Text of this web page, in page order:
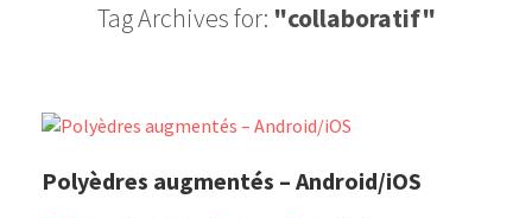
Tag Archives for: "collaboratif"
Polyèdres augmentés – Android/iOS